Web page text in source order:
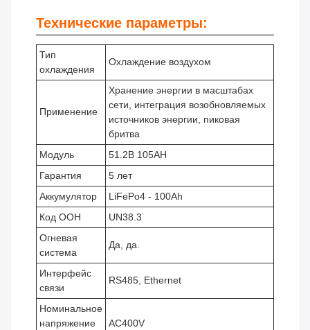
Технические параметры:
Тип
охлаждения
Охлаждение воздухом
Применение
Хранение энергии в масштабах
сети, интеграция возобновляемых
источников энергии, пиковая
бритва
Модуль
51.2В 105AH
Гарантия
5 лет
Аккумулятор
LiFePo4 - 100Ah
Код ООН
UN38.3
Огневая
система
Да, да.
Интерфейс
связи
RS485, Ethernet
Номинальное
напряжение
AC400V